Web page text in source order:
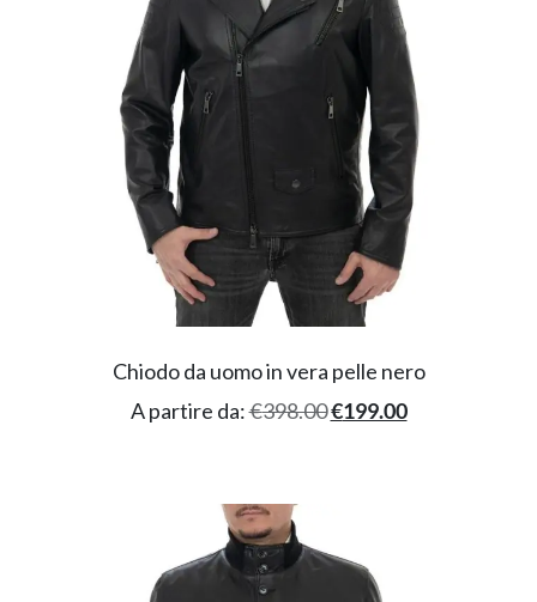
Chiodo da uomo in vera pelle nero
A partire da:€398.00€199.00